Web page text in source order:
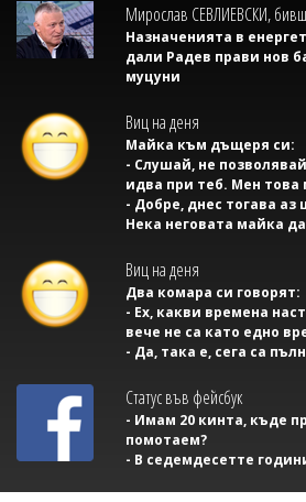
Мирослав СЕВЛИЕВСКИ,
Назначенията в
дали Радев прави нов
муцуни
Виц на деня
Майка към дъщеря си:
- Слушай, не
идва при теб. Мен това
- Добре, днес тогава аз
Нека неговата майка
Виц на деня
Два комара си говорят:
- Ех, какви времена
вече не са като едно
- Да, така е, сега са
Статус във фейсбук
- Имам 20 кинта, къде
помотаем?
- В седемдесетте